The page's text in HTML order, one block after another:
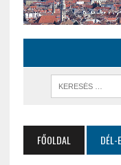
FŐOLDAL DÉL-